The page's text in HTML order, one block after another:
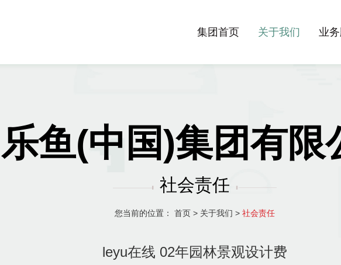
集团首页 关于我们 业
鱼(中国)集团有限
社会责任
您当前的位置： 首页 > 关于我们 > 社会责任
leyu在线 02年园林景观设计费